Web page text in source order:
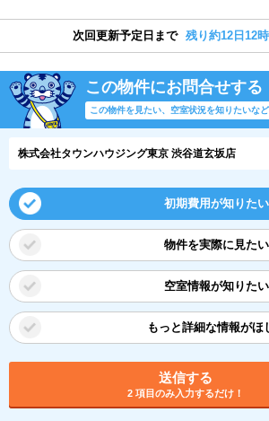
次回更新予定日まで 残り約12日12
この物件にお問合せする
この物件を見たい、空室状況を知りたいなど
株式会社タウンハウジング東京 渋谷道玄坂店
初期費用が知りたい
物件を実際に見たい
空室情報が知りたい
もっと詳細な情報がほ
送信する
2 項目のみ入力するだけ！